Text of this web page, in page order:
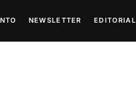
NEWSLETTER EDITORIAL